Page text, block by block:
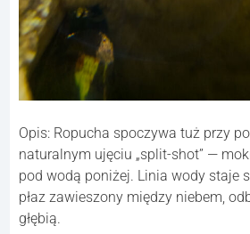
Opis: Ropucha spoczywa tuż przy
naturalnym ujęciu „split-shot” —
pod wodą poniżej. Linia wody staje
płaz zawieszony między niebem,
głębią.